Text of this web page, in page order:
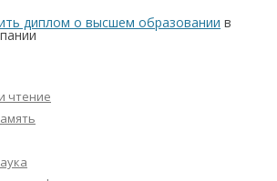
диплом о высшем образовании в
чтение